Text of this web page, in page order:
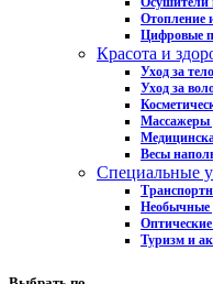
Отопление
Цифровые
Красота и
Уход за
Уход за
Массажеры
Весы
Специальные
Необычные
Туризм и